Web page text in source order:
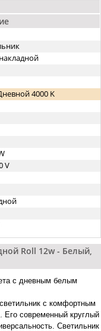
4000 K
V
Roll 12w - Белый,
с дневным белым
с комфортным
Его современный круглый
Светильник